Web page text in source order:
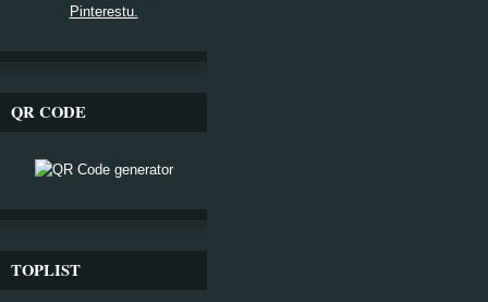
Pinterestu.
QR CODE
TOPLIST